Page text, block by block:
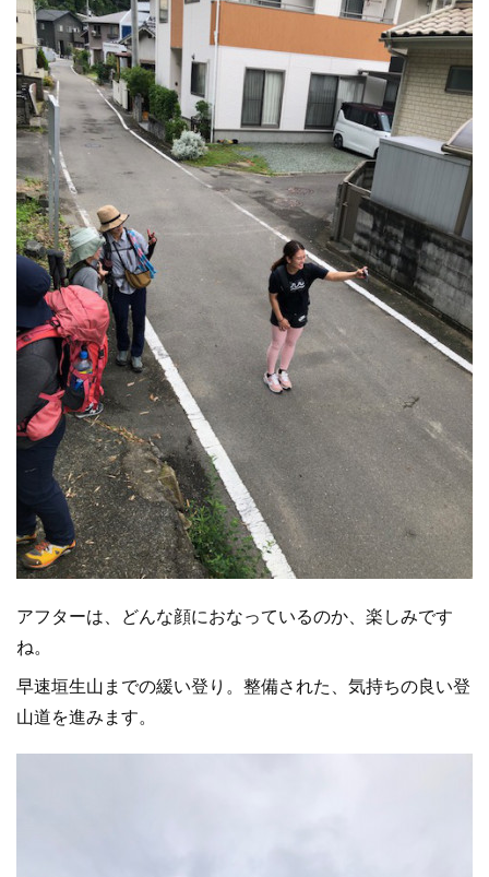
アフターは、どんな顔におなっているのか、楽しみです
ね。
早速垣生山までの緩い登り。整備された、気持ちの良い登
山道を進みます。